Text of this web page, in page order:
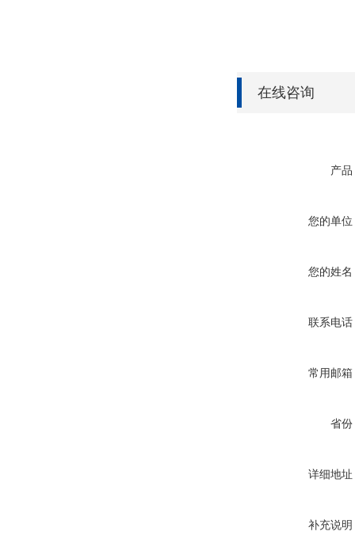
在线咨询
产品
您的单位
您的姓名
联系电话
常用邮箱
省份
详细地址
补充说明